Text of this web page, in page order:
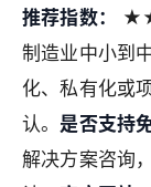
推荐指数：
制造业中小到
化、私有化或
认。 是否支持
解决方案咨询